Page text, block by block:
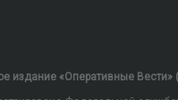
издание «Оперативные Вести»